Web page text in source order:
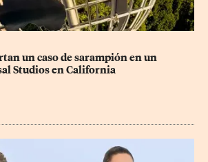
un caso de sarampión en un
Studios en California